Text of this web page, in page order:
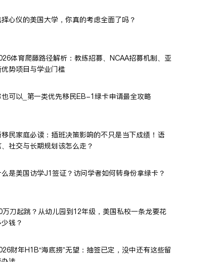
择心仪的美国大学，你真的考虑全面了吗？
体育爬藤路径解析：教练招募、NCAA招募机制、亚
势项目与学业门槛
可以_第一类优先移民EB-1绿卡申请最全攻略
民家庭必读：插班决策影响的不只是当下成绩！语
、社交与长期规划该怎么走？
是美国访学J1签证？访问学者如何转身份拿绿卡？
万刀起跳？从幼儿园到12年级，美国私校一条龙要花
钱？
财年H1B“海底捞”无望：抽签已定，没中还有这些留